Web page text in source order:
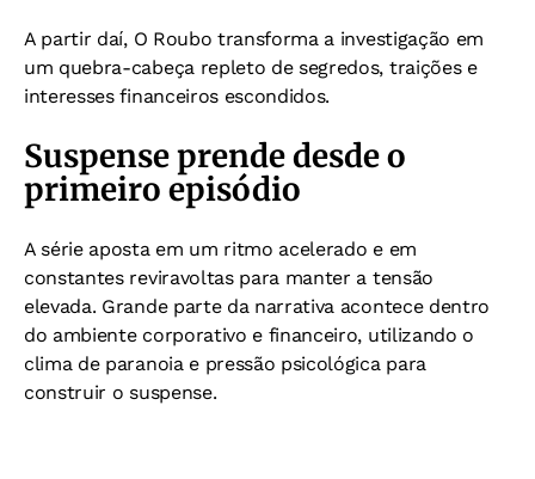
A partir daí, O Roubo transforma a investigação em
um quebra-cabeça repleto de segredos, traições e
interesses financeiros escondidos.
Suspense prende desde o
primeiro episódio
A série aposta em um ritmo acelerado e em
constantes reviravoltas para manter a tensão
elevada. Grande parte da narrativa acontece dentro
do ambiente corporativo e financeiro, utilizando o
clima de paranoia e pressão psicológica para
construir o suspense.